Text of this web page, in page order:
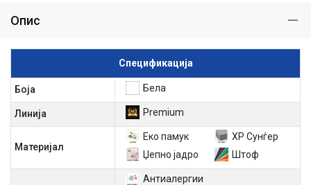
Опис
Спецификација
Боја Бела
Линија Premium
Материјал
Еко памук
ХР Сунѓер
Џепно јадро
Штоф
Антиалергии